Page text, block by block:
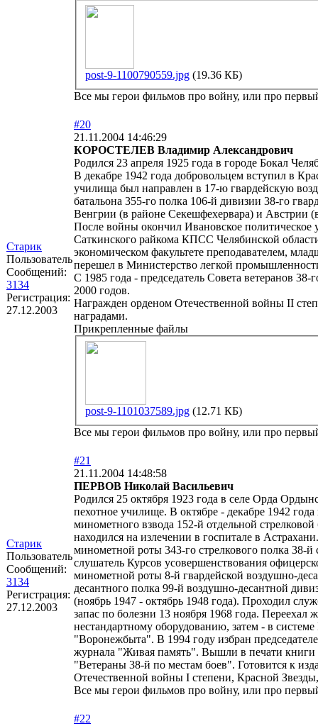
post-9-1100790559.jpg (19.36 КБ)
Все мы герои фильмов про войну, или про
Старик
Пользователь
Сообщений:
3134
Регистрация:
27.12.2003
#20
21.11.2004 14:46:29
КОРОСТЕЛЕВ Владимир Александрович
Родился 23 апреля 1925 года в городе Бокал
В декабре 1942 года добровольцем вступил в
училища был направлен в 17-ю гвардейскую
батальона 355-го полка 106-й дивизии 38-го
Венгрии (в районе Секешфехервара) и Австрии
После войны окончил Ивановское политическое
Саткинского райкома КПСС Челябинской
экономическом факультете преподавателем,
перешел в Министерство легкой
С 1985 года - председатель Совета ветеранов
2000 годов.
Награжден орденом Отечественной войны II
наградами.
Прикрепленные файлы
post-9-1101037589.jpg (12.71 КБ)
Все мы герои фильмов про войну, или про
Старик
Пользователь
Сообщений:
3134
Регистрация:
27.12.2003
#21
21.11.2004 14:48:58
ПЕРВОВ Николай Васильевич
Родился 25 октября 1923 года в селе Орда
пехотное училище. В октябре - декабре 1942
минометного взвода 152-й отдельной
находился на излечении в госпитале в
минометной роты 343-го стрелкового полка 38-
слушатель Курсов усовершенствования
минометной роты 8-й гвардейской воздушно-
десантного полка 99-й воздушно-десантной
(ноябрь 1947 - октябрь 1948 года). Проходил
запас по болезни 13 ноября 1968 года.
нестандартному оборудованию, затем - в
"Воронежбыта". В 1994 году избран
журнала "Живая память". Вышли в печати
"Ветераны 38-й по местам боев". Готовится к
Отечественной войны I степени, Красной
Все мы герои фильмов про войну, или про
#22